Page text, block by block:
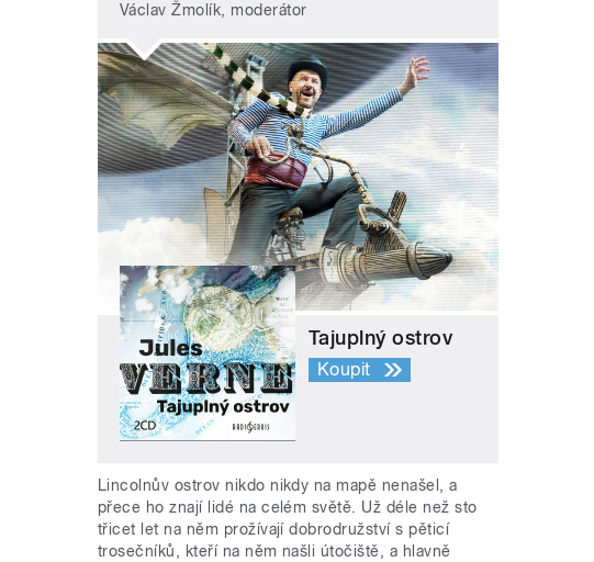
Václav Žmolík, moderátor
Tajuplný ostrov
Koupit
Lincolnův ostrov nikdo nikdy na mapě nenašel, a
přece ho znají lidé na celém světě. Už déle než sto
třicet let na něm prožívají dobrodružství s pěticí
trosečníků, kteří na něm našli útočiště, a hlavně